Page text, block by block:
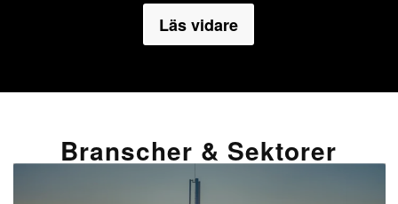
Läs vidare
Branscher & Sektorer